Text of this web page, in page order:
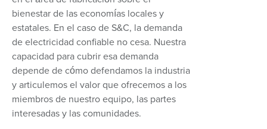
bienestar de las economías locales y
estatales. En el caso de S&C, la demanda
de electricidad confiable no cesa. Nuestra
capacidad para cubrir esa demanda
depende de cómo defendamos la industria
y articulemos el valor que ofrecemos a los
miembros de nuestro equipo, las partes
interesadas y las comunidades.